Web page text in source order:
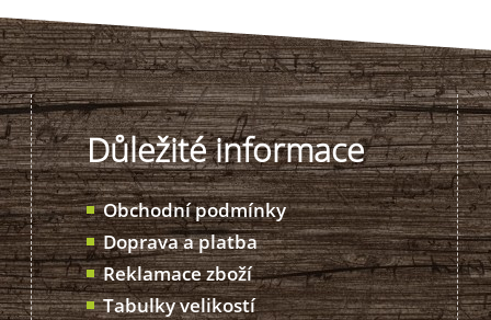
Důležité informace
Obchodní podmínky
Doprava a platba
Reklamace zboží
Tabulky velikostí